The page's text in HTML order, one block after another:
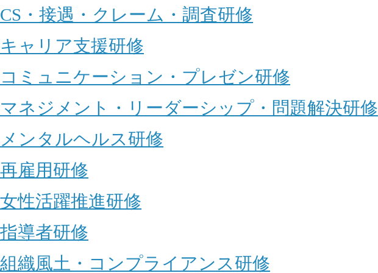
CS・接遇・クレーム・調査研修
キャリア支援研修
コミュニケーション・プレゼン研修
マネジメント・リーダーシップ・問題解決研修
メンタルヘルス研修
再雇用研修
女性活躍推進研修
指導者研修
組織風土・コンプライアンス研修